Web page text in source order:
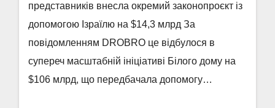
представників внесла окремий законопроєкт із
допомогою Ізраїлю на $14,3 млрд За
повідомленням DROBRO це відбулося в
супереч масштабній ініціативі Білого дому на
$106 млрд, що передбачала допомогу…